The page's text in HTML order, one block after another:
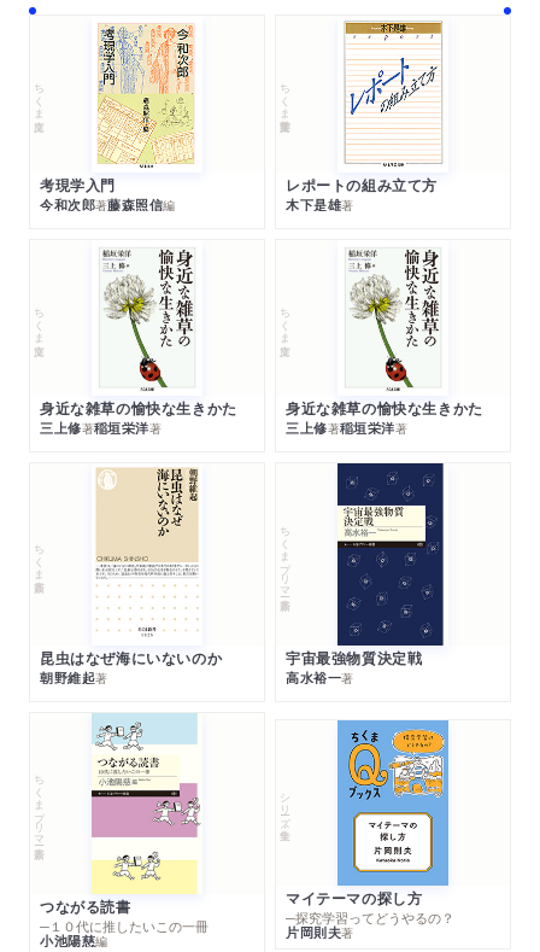
ちくま文庫
考現学入門
今和次郎著藤森照信編
ちくま学芸文庫
レポートの組み立て方
木下是雄著
ちくま文庫
身近な雑草の愉快な生きかた
三上修著稲垣栄洋著
ちくま文庫
身近な雑草の愉快な生きかた
三上修著稲垣栄洋著
ちくま新書
昆虫はなぜ海にいないのか
朝野維起著
ちくまプリマー新書
宇宙最強物質決定戦
高水裕一著
ちくまプリマー新書
つながる読書
─１０代に推したいこの一冊
小池陽慈編
シリーズ・全集
マイテーマの探し方
─探究学習ってどうやるの？
片岡則夫著